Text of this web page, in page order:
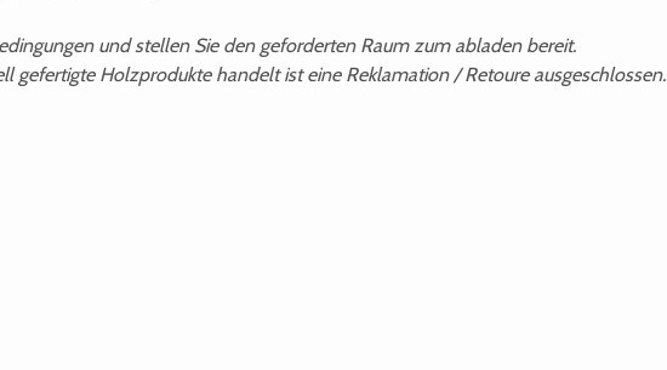
und stellen Sie den geforderten Raum zum abladen bereit.
gefertigte Holzprodukte handelt ist eine Reklamation / Retoure ausgeschlossen.